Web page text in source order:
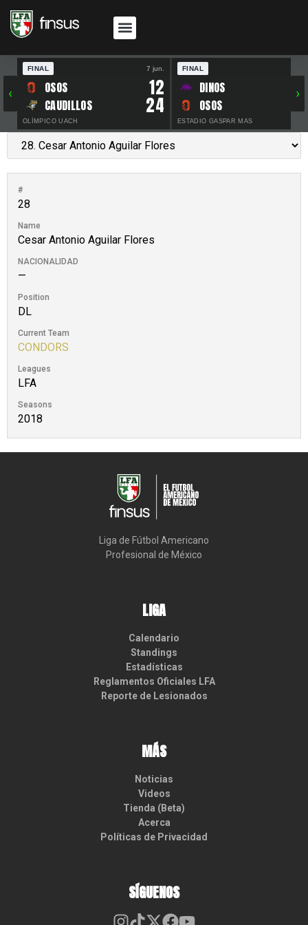
‹
FINAL 7 jun.
OSOS 12
CAUDILLOS 24
OLÍMPICO UACH
FINAL
DINOS
OSOS
ESTADIO GASPAR MAS
›
#
28
Name
Cesar Antonio Aguilar Flores
NACIONALIDAD
—
Position
DL
Current Team
CONDORS
Leagues
LFA
Seasons
2018
Liga de Fútbol Americano
Profesional de México
LIGA
Calendario
Standings
Estadísticas
Reglamentos Oficiales LFA
Reporte de Lesionados
MÁS
Noticias
Videos
Tienda (Beta)
Acerca
Políticas de Privacidad
SÍGUENOS